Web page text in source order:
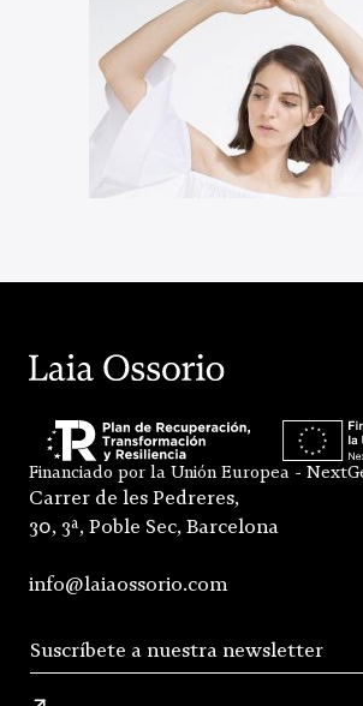
Financiado por la Unión Europea -
Carrer de les Pedreres,
30, 3ª, Poble Sec, Barcelona
info@laiaossorio.com